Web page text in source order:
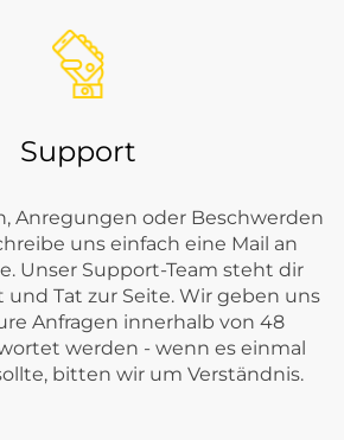
Support
Anregungen oder Beschwerden
uns einfach eine Mail an
. Unser Support-Team steht dir
Tat zur Seite. Wir geben uns
Anfragen innerhalb von 48
werden - wenn es einmal
bitten wir um Verständnis.